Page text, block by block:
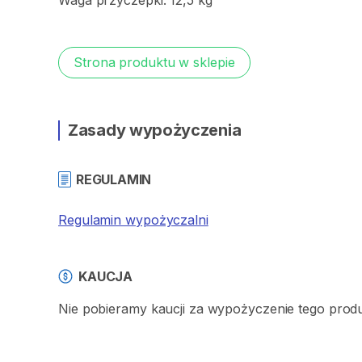
Strona produktu w sklepie
Zasady wypożyczenia
REGULAMIN
Regulamin wypożyczalni
KAUCJA
Nie pobieramy kaucji za wypożyczenie tego